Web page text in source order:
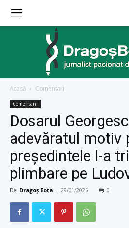
Acasă Comentarii
Comentarii
Dosarul
adevăratul motiv
președintele l-a
plimbare pe
De Dragoș Boța - 29/01/2026 0